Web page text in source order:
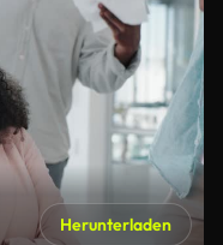
Herunterladen